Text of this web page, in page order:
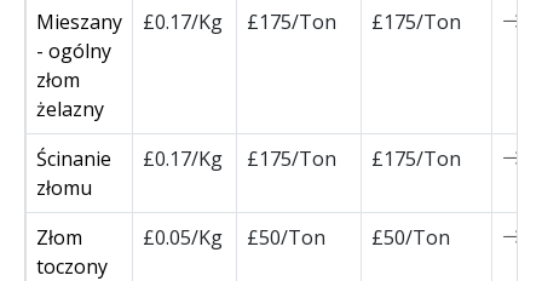
Mieszany
- ogólny
złom
żelazny
£0.17/Kg £175/Ton £175/Ton
Ścinanie
złomu
£0.17/Kg £175/Ton £175/Ton
Złom
toczony
£0.05/Kg £50/Ton £50/Ton